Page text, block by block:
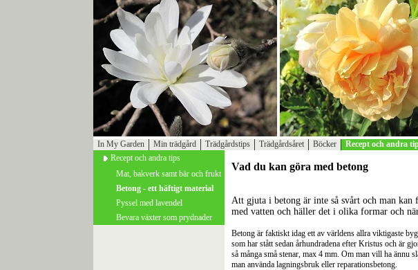
In My Garden Min trädgård Trädgårdstips Trädgårdsåret Böcker Recept och andra
Recept och andra tips
Mat, bakverk samt bär och frukt
Betong - ett häftigt material
Pyssel med lavendel
Bevara växter som prydnader
Vad du kan göra med betong
Att gjuta i betong är inte så svårt och man
med vatten och häller det i olika formar och
Betong är faktiskt idag ett av världens allra viktigaste
som har stått sedan århundradena efter Kristus och är
så många små stenar, max 4 mm. Om man vill ha ännu
man använda lagningsbruk eller reparationsbetong.